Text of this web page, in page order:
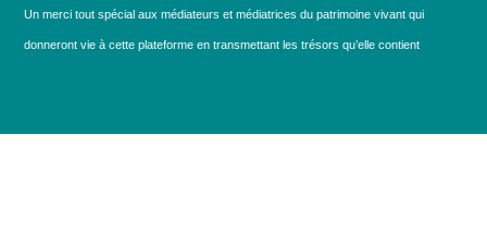
Un merci tout spécial aux médiateurs et médiatrices du patrimoine vivant qui
donneront vie à cette plateforme en transmettant les trésors qu’elle contient